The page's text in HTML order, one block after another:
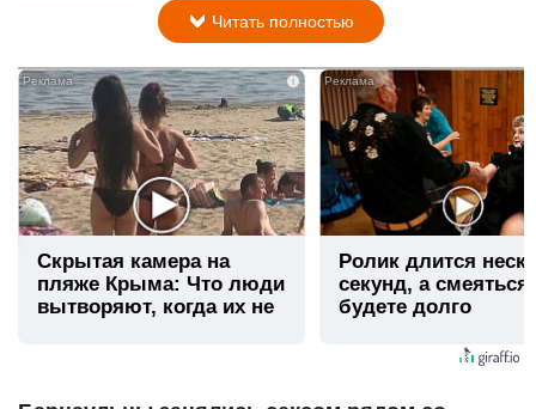
Читать полностью
i
Скрытая камера на
пляже Крыма: Что люди
вытворяют, когда их не
Ролик длится
секунд, а
будете долго